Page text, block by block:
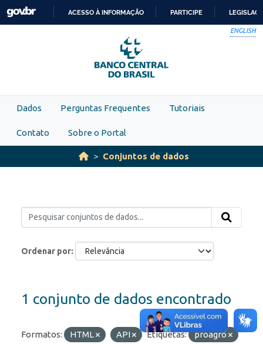
Skip to main content
PARA
O
CONTEÚDO
ACESSO À INFORMAÇÃO PARTICIPE
ENGLISH
Dados Perguntas Frequentes Tutoriais
Contato Sobre o Portal
Conjuntos de dados
Ordenar por
1 conjunto de dados encontrado
Formatos: HTML API Etiquetas:
proagro